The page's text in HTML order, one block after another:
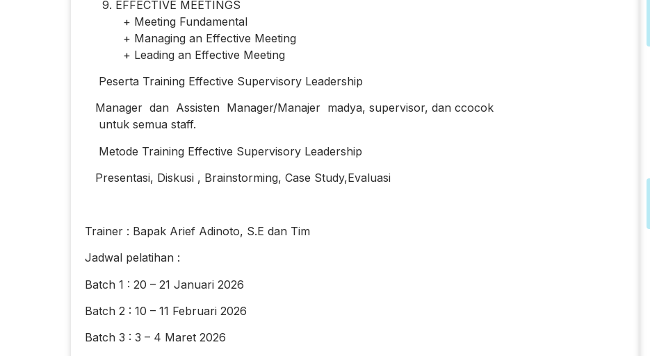
9. EFFECTIVE MEETINGS
+ Meeting Fundamental
+ Managing an Effective Meeting
+ Leading an Effective Meeting
Peserta Training Effective Supervisory Leadership
Manager dan Assisten Manager/Manajer madya, supervisor, dan ccocok
untuk semua staff.
Metode Training Effective Supervisory Leadership
Presentasi, Diskusi , Brainstorming, Case Study,Evaluasi
Trainer : Bapak Arief Adinoto, S.E dan Tim
Jadwal pelatihan :
Batch 1 : 20 – 21 Januari 2026
Batch 2 : 10 – 11 Februari 2026
Batch 3 : 3 – 4 Maret 2026